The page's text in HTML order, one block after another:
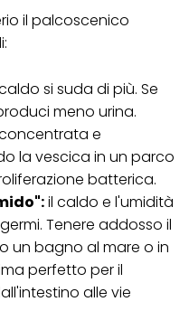
il palcoscenico
si suda di più. Se
meno urina.
e
la vescica in un parco
batterica.
il caldo e l'umidità
Tenere addosso il
un bagno al mare o in
perfetto per il
alle vie